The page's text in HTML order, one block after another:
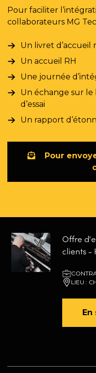
Pour faciliter
collaborateurs MG
Un livret d’accueil
Un accueil RH
Une journée
Un échange sur
d’essai
Un rapport
Pour
Offre
clients -
LIEU :
En